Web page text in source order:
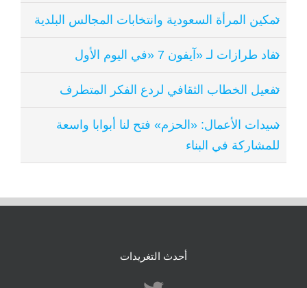
تمكين المرأة السعودية وانتخابات المجالس البلدية
نفاد طرازات لـ «آيفون 7 «في اليوم الأول
تفعيل الخطاب الثقافي لردع الفكر المتطرف
سيدات الأعمال: «الحزم» فتح لنا أبوابا واسعة
للمشاركة في البناء
أحدث التغريدات